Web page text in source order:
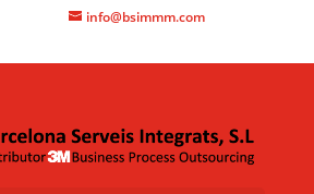
info@bsimmm.com